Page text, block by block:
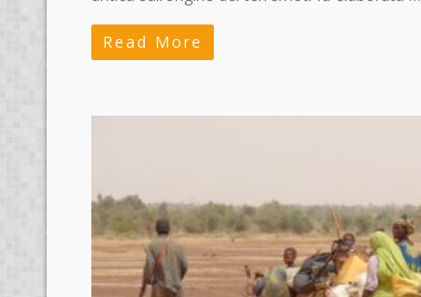
Read More